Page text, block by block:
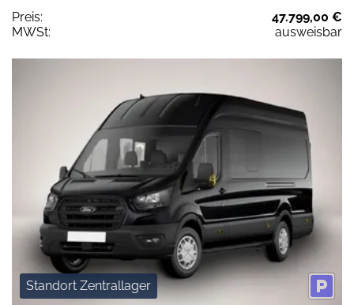
Preis:
47.799,00 €
MWSt:
ausweisbar
Standort Zentrallager